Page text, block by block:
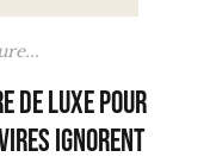
de luxe pour
ignorent